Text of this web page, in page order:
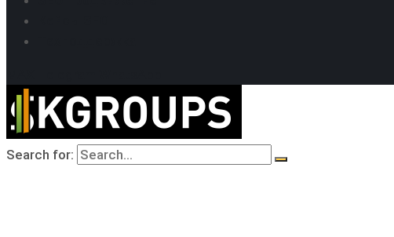
Search for: